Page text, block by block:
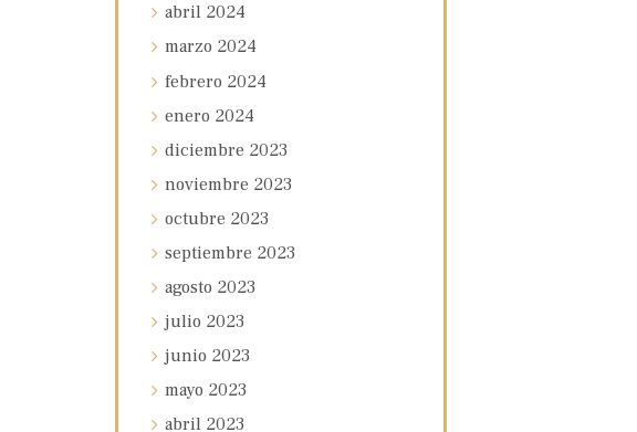
abril 2024
marzo 2024
febrero 2024
enero 2024
diciembre 2023
noviembre 2023
octubre 2023
septiembre 2023
agosto 2023
julio 2023
junio 2023
mayo 2023
abril 2023